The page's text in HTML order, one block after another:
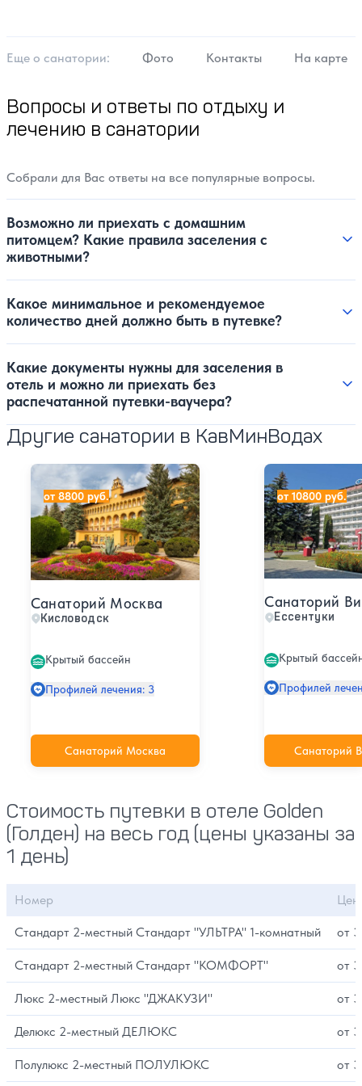
Еще о cанатории: Фото Контакты На карте
Вопросы и ответы по отдыху и
лечению в санатории
Собрали для Вас ответы на все популярные вопросы.
Возможно ли приехать с домашним
питомцем? Какие правила заселения с
животными?
Какое минимальное и рекомендуемое
количество дней должно быть в путевке?
Какие документы нужны для заселения в
отель и можно ли приехать без
распечатанной путевки-ваучера?
Другие санатории в КавМинВодах
Санаторий Москва
Кисловодск
Крытый бассейн
Профилей лечения: 3
Санаторий Москва
Санаторий Москва
от 8800 руб.
Санаторий
Ессентуки
Крытый
Профилей
Санаторий
Санаторий
от 10800 руб.
Стоимость путевки в отеле Golden
(Голден) на весь год (цены указаны за
1 день)
Номер
Стандарт 2-местный Стандарт "УЛЬТРА" 1-комнатный от
Стандарт 2-местный Стандарт "КОМФОРТ" от
Люкс 2-местный Люкс "ДЖАКУЗИ" от
Делюкс 2-местный ДЕЛЮКС от
Полулюкс 2-местный ПОЛУЛЮКС от